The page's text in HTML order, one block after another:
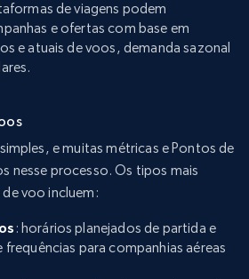
de viagens podem
e ofertas com base em
e atuais de voos, demanda sazonal
e muitas métricas e Pontos de
nesse processo. Os tipos mais
voo incluem:
: horários planejados de partida e
para companhias aéreas